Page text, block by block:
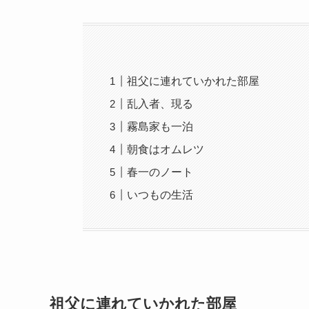
祖父に連れていかれた部屋
乱入者、現る
霧島家も一泊
朝食はオムレツ
春一のノート
いつもの生活
祖父に連れていかれた部屋